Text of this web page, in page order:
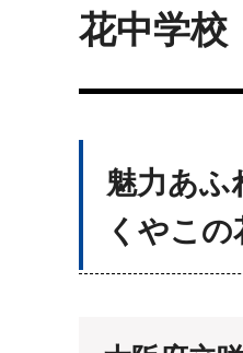
花中学校
魅力あ
くやこの